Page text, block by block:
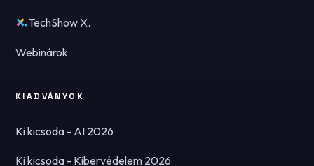
TechShow X.
Webinárok
KIADVÁNYOK
Ki kicsoda - AI 2026
Ki kicsoda - Kibervédelem 2026